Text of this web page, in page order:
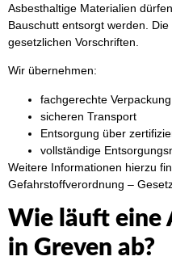
Asbesthaltige Materialien
Bauschutt entsorgt werden.
gesetzlichen Vorschriften.
Wir übernehmen:
fachgerechte Verpackung
sicheren Transport
Entsorgung über
vollständige
Weitere Informationen hierzu
Gefahrstoffverordnung –
Wie läuft eine
in Greven ab?